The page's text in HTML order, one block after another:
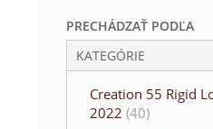
PRECHÁDZAŤ PODĽA
KATEGÓRIE
Creation 55 Rigid
2022 (40)